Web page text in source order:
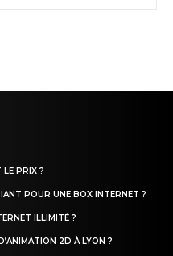
LE PRIX ?
POUR UNE BOX INTERNET ?
ILLIMITÉ ?
2D À LYON ?